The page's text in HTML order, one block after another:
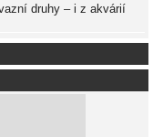
druhy – i z akvárií